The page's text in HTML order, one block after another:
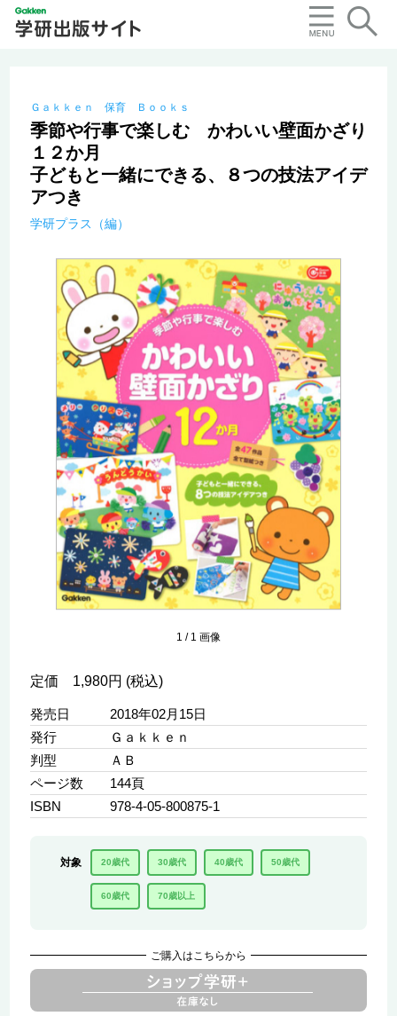
Ｇａｋｋｅｎ 保育 Ｂｏｏｋｓ
季節や行事で楽しむ かわいい壁面かざり
１２か月
子どもと一緒にできる、８つの技法アイデ
アつき
学研プラス（編）
1 / 1 画像
定価 1,980円 (税込)
発売日
2018年02月15日
発行
Ｇａｋｋｅｎ
判型
ＡＢ
ページ数
144頁
ISBN
978-4-05-800875-1
対象 20歳代 30歳代 40歳代 50歳代
60歳代 70歳以上
ご購入はこちらから